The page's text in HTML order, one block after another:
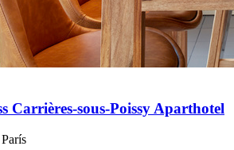
Carrières-sous-Poissy Aparthotel